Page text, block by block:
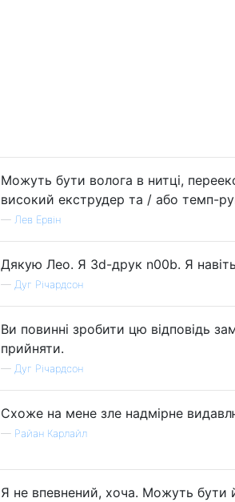
Можуть бути волога в нитці,
високий екструдер та / або темп-
— Лев Ервін
Дякую Лео. Я 3d-друк n00b. Я
— Дуг Річардсон
Ви повинні зробити цю відповідь
прийняти.
— Дуг Річардсон
Схоже на мене зле надмірне
— Райан Карлайл
Я не впевнений, хоча. Можуть бути